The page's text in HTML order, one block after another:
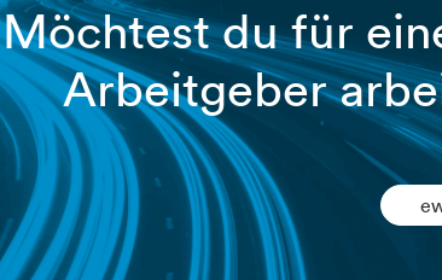
Möchtest du für
Arbeitgeber